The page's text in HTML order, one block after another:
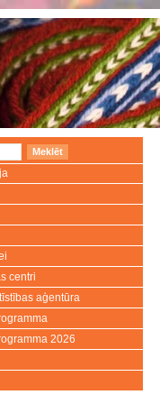
centri
aģentūra
2026